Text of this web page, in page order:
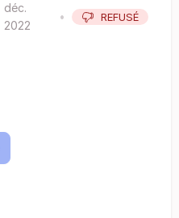
déc.
2022
• REFUSÉ